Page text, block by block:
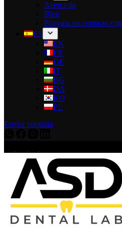
Acerca de
Blog
Póngase en contacto con
ES
EN
FR
DE
IT
BG
DA
KO
PL
Enviar consulta